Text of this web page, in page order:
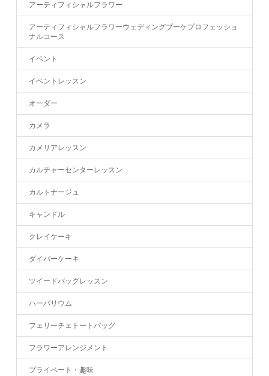
アーティフィシャルフラワー
アーティフィシャルフラワーウェディングブーケプロフェッショ
ナルコース
イベント
イベントレッスン
オーダー
カメラ
カメリアレッスン
カルチャーセンターレッスン
カルトナージュ
キャンドル
クレイケーキ
ダイパーケーキ
ツイードバッグレッスン
ハーバリウム
フェリーチェトートバッグ
フラワーアレンジメント
プライベート・趣味